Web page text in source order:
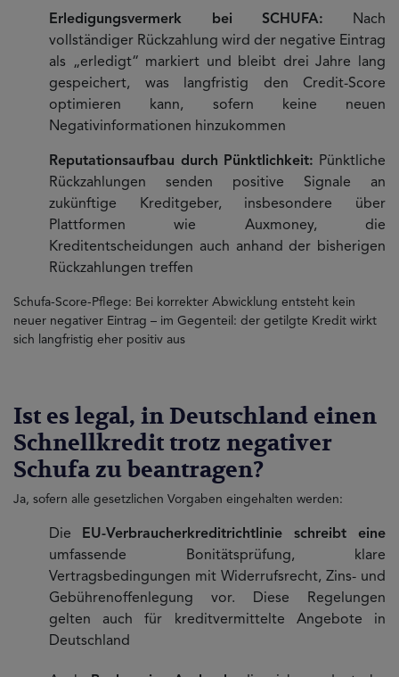
Erledigungsvermerk bei SCHUFA: Nach
vollständiger Rückzahlung wird der negative Eintrag
als „erledigt“ markiert und bleibt drei Jahre lang
gespeichert, was langfristig den Credit-Score
optimieren kann, sofern keine neuen
Negativinformationen hinzukommen
Reputationsaufbau durch Pünktlichkeit: Pünktliche
Rückzahlungen senden positive Signale an
zukünftige Kreditgeber, insbesondere über
Plattformen wie Auxmoney, die
Kreditentscheidungen auch anhand der bisherigen
Rückzahlungen treffen
Schufa-Score-Pflege: Bei korrekter Abwicklung entsteht kein
neuer negativer Eintrag – im Gegenteil: der getilgte Kredit wirkt
sich langfristig eher positiv aus
Ist es legal, in Deutschland einen
Schnellkredit trotz negativer
Schufa zu beantragen?
Ja, sofern alle gesetzlichen Vorgaben eingehalten werden:
Die
EU-Verbraucherkreditrichtlinie schreibt eine
umfassende Bonitätsprüfung, klare
Vertragsbedingungen mit Widerrufsrecht, Zins- und
Gebührenoffenlegung vor. Diese Regelungen
gelten auch für kreditvermittelte Angebote in
Deutschland